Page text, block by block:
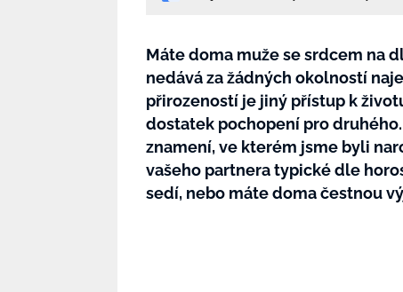
Máte doma muže se srdcem na
nedává za žádných okolností
přirozeností je jiný přístup k
dostatek pochopení pro
znamení, ve kterém jsme byli
vašeho partnera typické dle
sedí, nebo máte doma čestnou